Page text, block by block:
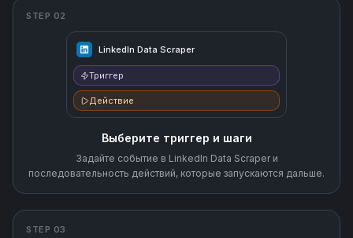
STEP 02
LinkedIn Data Scraper
Триггер
Действие
Выберите триггер и шаги
Задайте событие в LinkedIn Data Scraper и
последовательность действий, которые запускаются дальше.
STEP 03